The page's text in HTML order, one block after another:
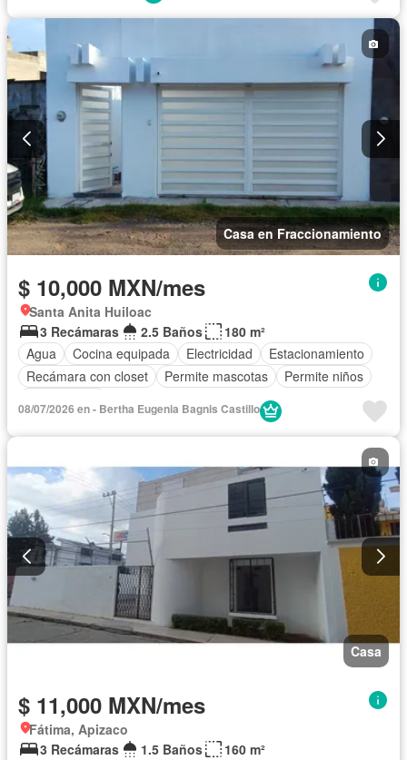
Casa en Fraccionamiento
$ 10,000 MXN/mes
Santa Anita Huiloac
3 Recámaras
2.5 Baños
180 m²
Agua
Cocina equipada Electricidad
Estacionamiento
Recámara con closet
Permite mascotas
Permite niños
08/07/2026 en - Bertha Eugenia Bagnis Castillo
Casa
$ 11,000 MXN/mes
Fátima, Apizaco
3 Recámaras
1.5 Baños
160 m²